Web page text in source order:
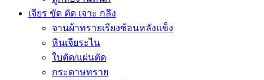
เจียร ขัด ตัด เจาะ กลึง
จานผ้าทรายเรียงซ้อนหลังแข็ง
หินเจียระไน
ใบตัด/แผ่นตัด
กระดาษทราย